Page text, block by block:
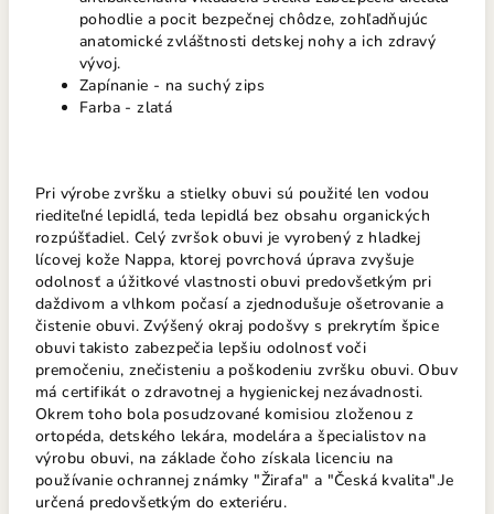
pohodlie a pocit bezpečnej chôdze, zohľadňujúc
anatomické zvláštnosti detskej nohy a ich zdravý
vývoj.
Zapínanie - na suchý zips
Farba - zlatá
Pri výrobe zvršku a stielky obuvi sú použité len vodou
riediteľné lepidlá, teda lepidlá bez obsahu organických
rozpúšťadiel. Celý zvršok obuvi je vyrobený z hladkej
lícovej kože Nappa, ktorej povrchová úprava zvyšuje
odolnosť a úžitkové vlastnosti obuvi predovšetkým pri
daždivom a vlhkom počasí a zjednodušuje ošetrovanie a
čistenie obuvi. Zvýšený okraj podošvy s prekrytím špice
obuvi takisto zabezpečia lepšiu odolnosť voči
premočeniu, znečisteniu a poškodeniu zvršku obuvi. Obuv
má certifikát o zdravotnej a hygienickej nezávadnosti.
Okrem toho bola posudzované komisiou zloženou z
ortopéda, detského lekára, modelára a špecialistov na
výrobu obuvi, na základe čoho získala licenciu na
používanie ochrannej známky "Žirafa" a "Česká kvalita".Je
určená predovšetkým do exteriéru.